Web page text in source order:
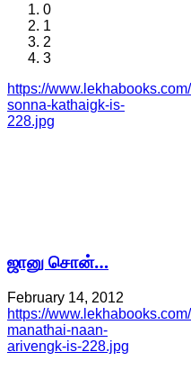
0
1
2
3
https://
sonna-kathaigk-is-
228.jpg
ஜானு சொன்…
February 14, 2012
https://
manathai-naan-
arivengk-is-228.jpg